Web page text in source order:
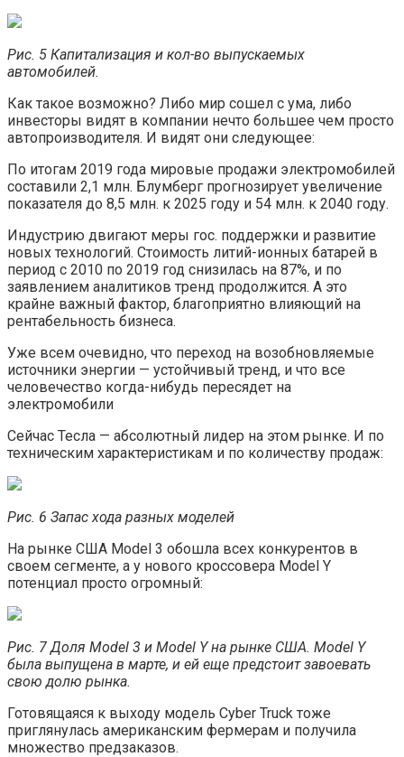
Рис. 5 Капитализация и кол-во выпускаемых
автомобилей.
Как такое возможно? Либо мир сошел с ума, либо
инвесторы видят в компании нечто большее чем просто
автопроизводителя. И видят они следующее:
По итогам 2019 года мировые продажи электромобилей
составили 2,1 млн. Блумберг прогнозирует увеличение
показателя до 8,5 млн. к 2025 году и 54 млн. к 2040 году.
Индустрию двигают меры гос. поддержки и развитие
новых технологий. Стоимость литий-ионных батарей в
период с 2010 по 2019 год снизилась на 87%, и по
заявлением аналитиков тренд продолжится. А это
крайне важный фактор, благоприятно влияющий на
рентабельность бизнеса.
Уже всем очевидно, что переход на возобновляемые
источники энергии — устойчивый тренд, и что все
человечество когда-нибудь пересядет на
электромобили
Cейчас Тесла — абсолютный лидер на этом рынке. И по
техническим характеристикам и по количеству продаж:
Рис. 6 Запас хода разных моделей
На рынке США Model 3 обошла всех конкурентов в
своем сегменте, а у нового кроссовера Model Y
потенциал просто огромный:
Рис. 7 Доля Model 3 и Model Y на рынке США. Model Y
была выпущена в марте, и ей еще предстоит завоевать
свою долю рынка.
Готовящаяся к выходу модель Cyber Truck тоже
приглянулась американским фермерам и получила
множество предзаказов.